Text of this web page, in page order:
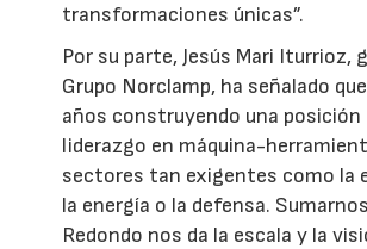
transformaciones únicas”.
Por su parte, Jesús Mari Iturrioz,
Grupo Norclamp, ha señalado
años construyendo una posición
liderazgo en máquina-
sectores tan exigentes como la
la energía o la defensa.
Redondo nos da la escala y la